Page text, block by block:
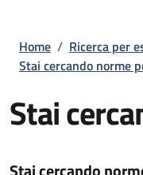
Briciole di
Home / Ricerca per
Stai cercando norme
Stai